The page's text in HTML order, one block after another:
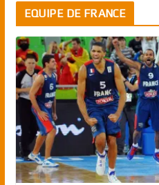
EQUIPE DE FRANCE